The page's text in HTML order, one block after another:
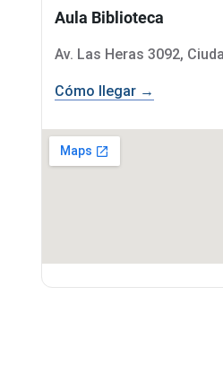
Aula Biblioteca
Av. Las Heras 3092,
Cómo llegar →